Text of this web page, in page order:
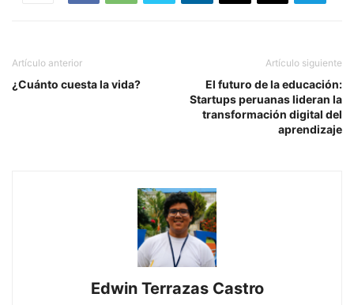
Artículo anterior
¿Cuánto cuesta la vida?
Artículo siguiente
El futuro de la educación:
Startups peruanas lideran la
transformación digital del
aprendizaje
Edwin Terrazas Castro